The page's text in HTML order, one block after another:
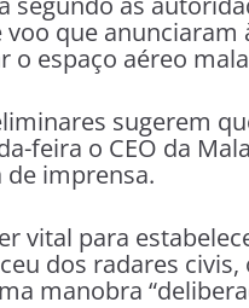
que anunciaram
o espaço aéreo
sugerem
feira o CEO da
imprensa.
vital para
dos radares
manobra